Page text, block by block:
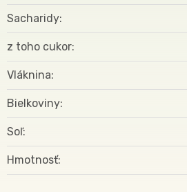
Sacharidy
z toho cukor
Vláknina
Bielkoviny
Soľ
Hmotnosť